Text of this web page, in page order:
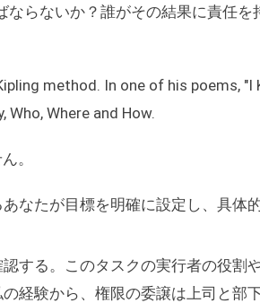
らないか？誰がその結果に責任を
method. In one of his poems, "I
Who, Where and How.
。
なたが目標を明確に設定し、具体
する。このタスクの実行者の役割
経験から、権限の委譲は上司と部